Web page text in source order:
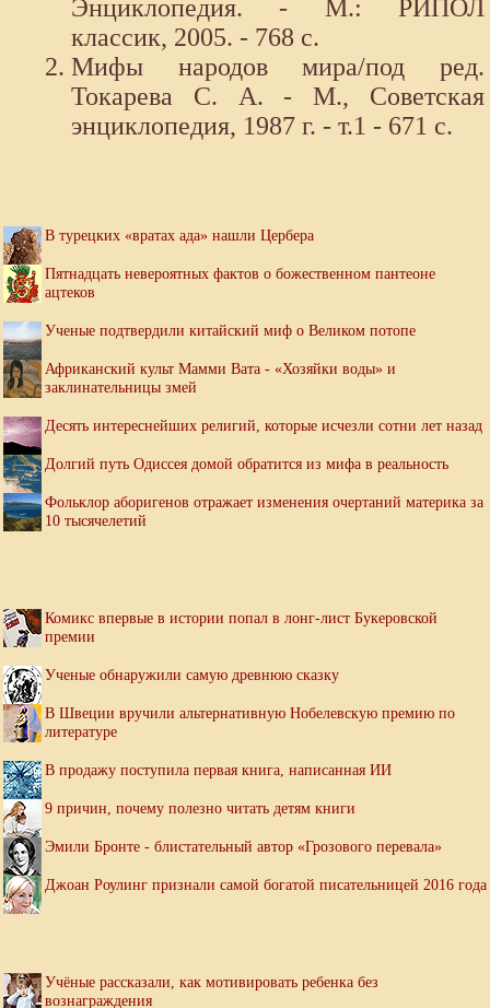
Энциклопедия. - М.: РИПОЛ
классик, 2005. - 768 с.
Мифы народов мира/под ред.
Токарева С. А. - М., Советская
энциклопедия, 1987 г. - т.1 - 671 с.
В турецких «вратах ада» нашли Цербера
Пятнадцать невероятных фактов о божественном пантеоне
ацтеков
Ученые подтвердили китайский миф о Великом потопе
Африканский культ Мамми Вата - «Хозяйки воды» и
заклинательницы змей
Десять интереснейших религий, которые исчезли сотни лет назад
Долгий путь Одиссея домой обратится из мифа в реальность
Фольклор аборигенов отражает изменения очертаний материка за
10 тысячелетий
Комикс впервые в истории попал в лонг-лист Букеровской
премии
Ученые обнаружили самую древнюю сказку
В Швеции вручили альтернативную Нобелевскую премию по
литературе
В продажу поступила первая книга, написанная ИИ
9 причин, почему полезно читать детям книги
Эмили Бронте - блистательный автор «Грозового перевала»
Джоан Роулинг признали самой богатой писательницей 2016 года
Учёные рассказали, как мотивировать ребенка без
вознаграждения